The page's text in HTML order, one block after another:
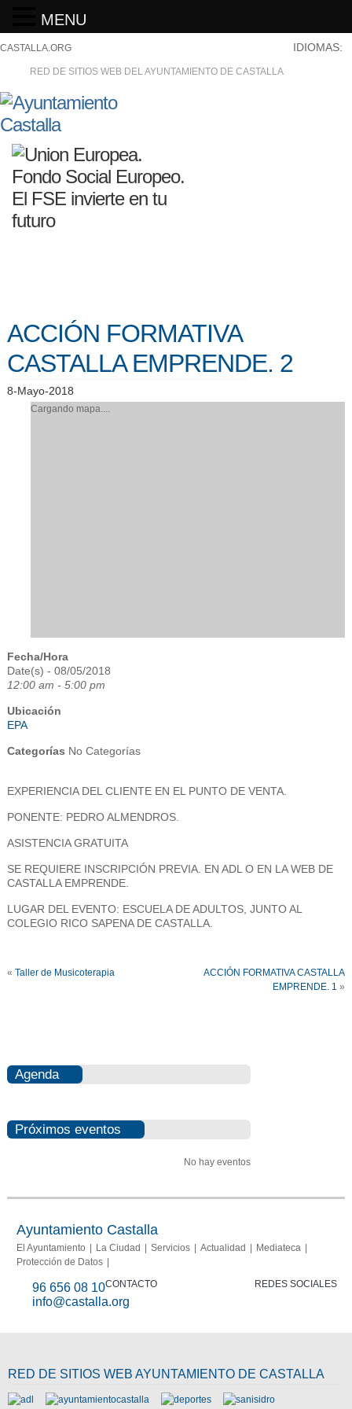
CASTALLA.ORG
RED DE SITIOS WEB DEL AYUNTAMIENTO DE CASTALLA
IDIOMAS:
ACCIÓN FORMATIVA
CASTALLA EMPRENDE. 2
8-Mayo-2018
Cargando mapa....
Fecha/Hora
Date(s) - 08/05/2018
12:00 am - 5:00 pm
Ubicación
EPA
Categorías No Categorías
EXPERIENCIA DEL CLIENTE EN EL PUNTO DE VENTA.
PONENTE: PEDRO ALMENDROS.
ASISTENCIA GRATUITA
SE REQUIERE INSCRIPCIÓN PREVIA. EN ADL O EN LA WEB DE
CASTALLA EMPRENDE.
LUGAR DEL EVENTO: ESCUELA DE ADULTOS, JUNTO AL
COLEGIO RICO SAPENA DE CASTALLA.
« Taller de Musicoterapia
ACCIÓN FORMATIVA CASTALLA
EMPRENDE. 1 »
Agenda
Próximos eventos
No hay eventos
Ayuntamiento Castalla
El Ayuntamiento La Ciudad Servicios Actualidad
Mediateca
Protección de Datos
CONTACTO
96 656 08 10
info@castalla.org
REDES SOCIALES
RED DE SITIOS WEB AYUNTAMIENTO DE CASTALLA
MENU